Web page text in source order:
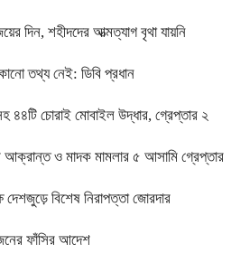
দিন, শহীদদের আত্মত্যাগ বৃথা যায়নি
তথ্য নেই: ডিবি প্রধান
৪৪টি চোরাই মোবাইল উদ্ধার, গ্রেপ্তার ২
আক্রান্ত ও মাদক মামলার ৫ আসামি গ্রেপ্তার
বিশেষ নিরাপত্তা জোরদার
ফাঁসির আদেশ